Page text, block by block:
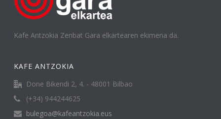
Kafe Antzokia Zenbat Gara elkartearen ekimena da.
KAFE ANTZOKIA
Done Bikendi 2, 4. - 48001 Bilbao
(+34) 944244625
bulegoa@kafeantzokia.eus